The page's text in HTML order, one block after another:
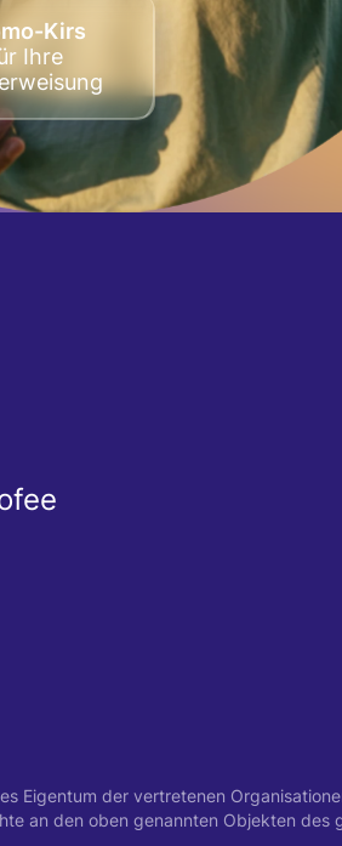
Kirs
Ihre
Eigentum der vertretenen
an den oben genannten Objekten des